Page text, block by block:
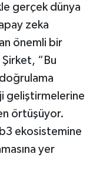
gerçek dünya
zeka
önemli bir
“Bu
geliştirmelerine
örtüşüyor.
ekosistemine
yer